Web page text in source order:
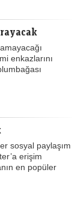
enkazlarını
sosyal paylaşım
erişim
en popüler